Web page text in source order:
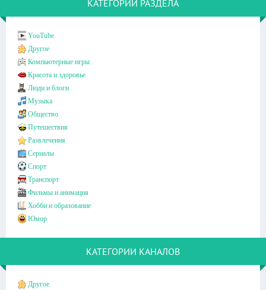
КАТЕГОРИИ РАЗДЕЛА
YouTube
Другое
Компьютерные игры
Красота и здоровье
Люди и блоги
Музыка
Общество
Путешествия
Развлечения
Сериалы
Спорт
Транспорт
Фильмы и анимация
Хобби и образование
Юмор
КАТЕГОРИИ КАНАЛОВ
Другое